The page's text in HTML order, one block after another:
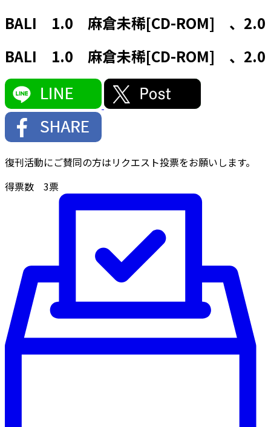
BALI 1.0 麻倉未稀[CD-ROM] 、2.0
BALI 1.0 麻倉未稀[CD-ROM] 、2.0
復刊活動にご賛同の方はリクエスト投票をお願いします。
得票数 3票